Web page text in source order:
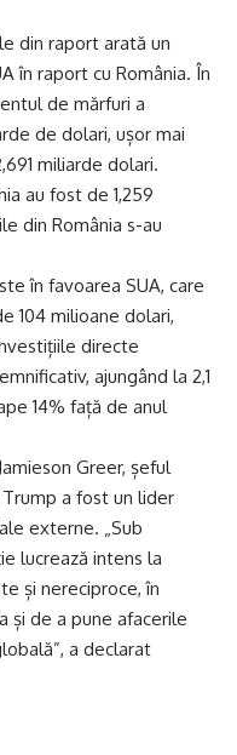
din raport arată un
în raport cu România. În
de mărfuri a
de dolari, ușor mai
miliarde dolari.
au fost de 1,259
din România s-au
în favoarea SUA, care
104 milioane dolari,
directe
ajungând la 2,1
14% față de anul
Greer, șeful
a fost un lider
externe. „Sub
lucrează intens la
și nereciproce, în
și de a pune afacerile
a declarat